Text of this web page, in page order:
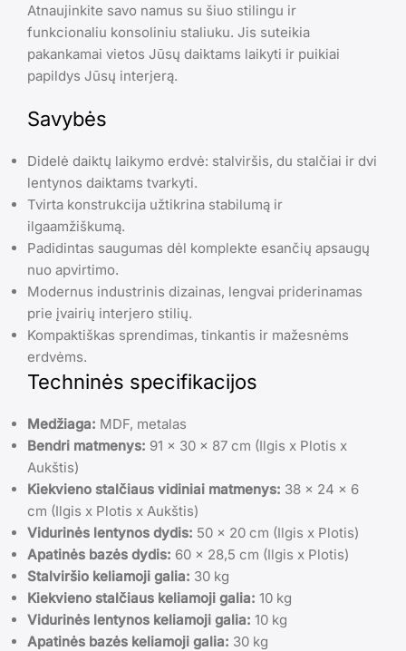
Atnaujinkite savo namus su šiuo stilingu ir
funkcionaliu konsoliniu staliuku. Jis suteikia
pakankamai vietos Jūsų daiktams laikyti ir puikiai
papildys Jūsų interjerą.
Savybės
Didelė daiktų laikymo erdvė: stalviršis, du stalčiai ir dvi
lentynos daiktams tvarkyti.
Tvirta konstrukcija užtikrina stabilumą ir
ilgaamžiškumą.
Padidintas saugumas dėl komplekte esančių apsaugų
nuo apvirtimo.
Modernus industrinis dizainas, lengvai priderinamas
prie įvairių interjero stilių.
Kompaktiškas sprendimas, tinkantis ir mažesnėms
erdvėms.
Techninės specifikacijos
Medžiaga: MDF, metalas
Bendri matmenys: 91 x 30 x 87 cm (Ilgis x Plotis x
Aukštis)
Kiekvieno stalčiaus vidiniai matmenys: 38 x 24 x 6
cm (Ilgis x Plotis x Aukštis)
Vidurinės lentynos dydis: 50 x 20 cm (Ilgis x Plotis)
Apatinės bazės dydis: 60 x 28,5 cm (Ilgis x Plotis)
Stalviršio keliamoji galia: 30 kg
Kiekvieno stalčiaus keliamoji galia: 10 kg
Vidurinės lentynos keliamoji galia: 10 kg
Apatinės bazės keliamoji galia: 30 kg